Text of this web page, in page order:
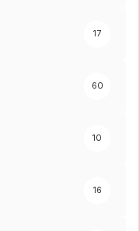
17
60
10
16